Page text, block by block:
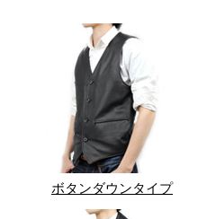
ボタンダウンタイプ